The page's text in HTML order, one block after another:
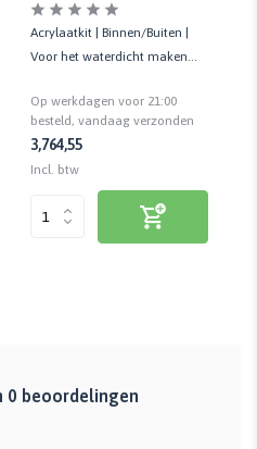
Acrylaatkit | Binnen/Buiten |
Voor het waterdicht maken
ML
Op werkdagen voor 21:00
besteld, vandaag verzonden
3,764,55
Incl. btw
0 beoordelingen